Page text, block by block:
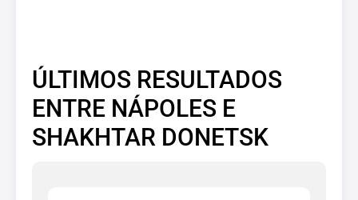
ÚLTIMOS RESULTADOS
ENTRE NÁPOLES E
SHAKHTAR DONETSK